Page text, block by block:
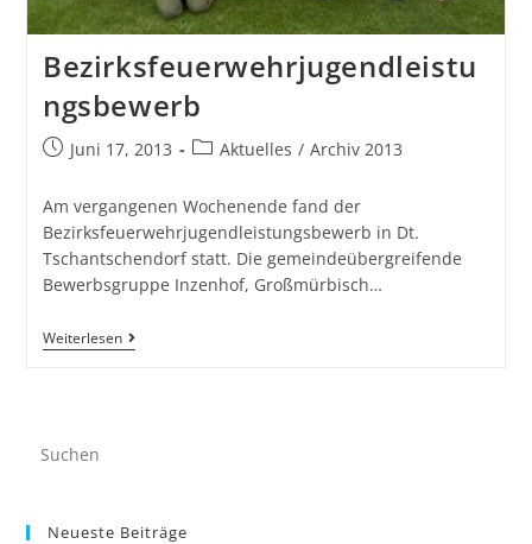
Bezirksfeuerwehrjugendleistu
ngsbewerb
Juni 17, 2013 Aktuelles / Archiv 2013
Am vergangenen Wochenende fand der
Bezirksfeuerwehrjugendleistungsbewerb in Dt.
Tschantschendorf statt. Die gemeindeübergreifende
Bewerbsgruppe Inzenhof, Großmürbisch…
Weiterlesen
Neueste Beiträge